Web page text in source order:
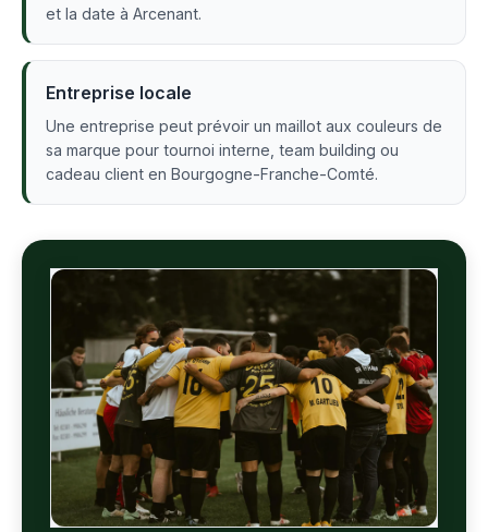
et la date à Arcenant.
Entreprise locale
Une entreprise peut prévoir un maillot aux couleurs de
sa marque pour tournoi interne, team building ou
cadeau client en Bourgogne-Franche-Comté.